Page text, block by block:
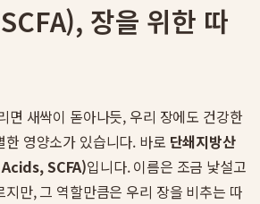
장을 위한 따
면 새싹이 돋아나듯, 우리 장에도 건강한
영양소가 있습니다. 바로 단쇄지방산
SCFA)입니다. 이름은 조금 낯설고
만, 그 역할만큼은 우리 장을 비추는 따